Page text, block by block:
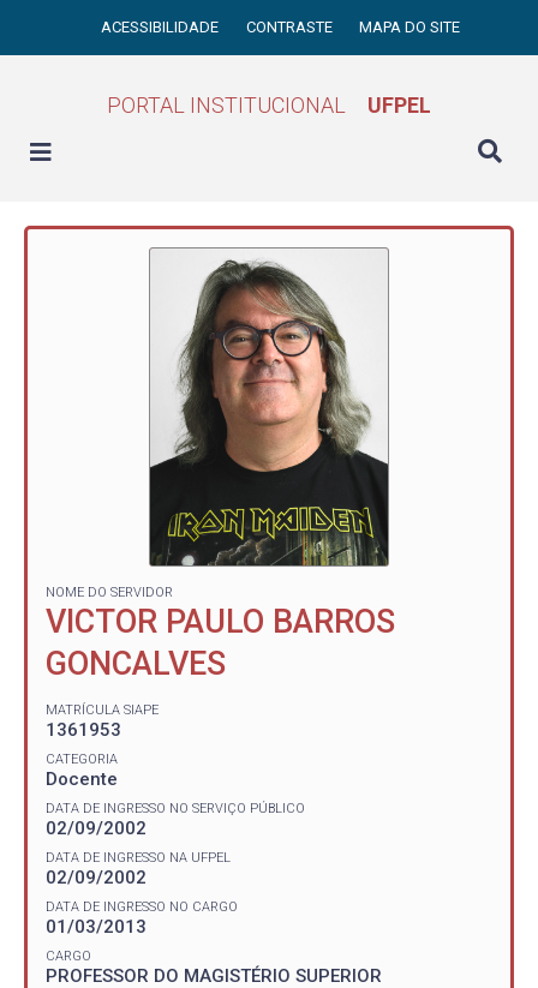
ACESSIBILIDADE CONTRASTE MAPA DO SITE
PORTAL INSTITUCIONAL UFPEL
NOME DO SERVIDOR
VICTOR PAULO BARROS
GONCALVES
MATRÍCULA SIAPE
1361953
CATEGORIA
Docente
DATA DE INGRESSO NO SERVIÇO PÚBLICO
02/09/2002
DATA DE INGRESSO NA UFPEL
02/09/2002
DATA DE INGRESSO NO CARGO
01/03/2013
CARGO
PROFESSOR DO MAGISTÉRIO SUPERIOR